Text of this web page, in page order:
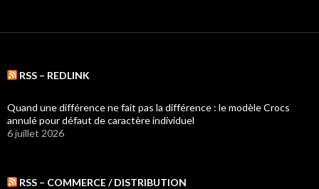
RSS – REDLINK
Quand une différence ne fait pas la différence : le modèle Crocs
annulé pour défaut de caractère individuel
6 juillet 2026
RSS – COMMERCE / DISTRIBUTION